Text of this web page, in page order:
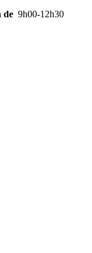
de 9h00-12h30